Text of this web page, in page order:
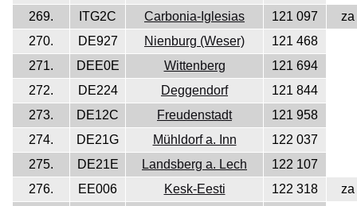
269.
ITG2C Carbonia-Iglesias 121 097
za
270.
DE927 Nienburg (Weser)
121 468
271.
DEE0E Wittenberg
121 694
272.
DE224 Deggendorf
121 844
273.
DE12C Freudenstadt
121 958
274.
DE21G Mühldorf a. Inn
122 037
275.
DE21E Landsberg a. Lech
122 107
276.
EE006 Kesk-Eesti 122 318
za